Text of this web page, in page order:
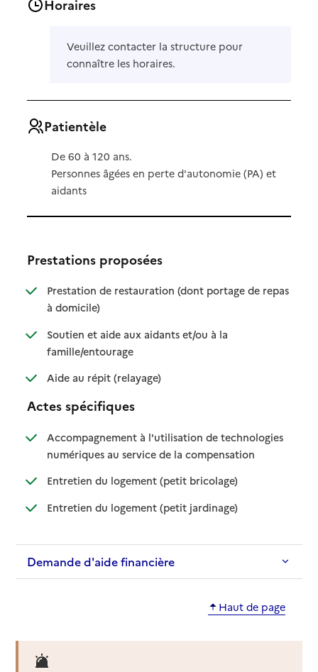
Horaires
Veuillez contacter la structure pour
connaître les horaires.
Patientèle
De 60 à 120 ans.
Personnes âgées en perte d'autonomie (PA) et
aidants
Prestations proposées
Prestation de restauration (dont portage de repas
à domicile): disponible
: non disponible
Soutien et aide aux aidants et/ou à la
famille/entourage: disponible
: non disponible
Aide au répit (relayage): disponible
: non disponible
Actes spécifiques
Accompagnement à l'utilisation de technologies
numériques au service de la compensation: disponible
: non disponible
Entretien du logement (petit bricolage): disponible
: non disponible
Entretien du logement (petit jardinage): disponible
: non disponible
Demande d'aide financière
Haut de page